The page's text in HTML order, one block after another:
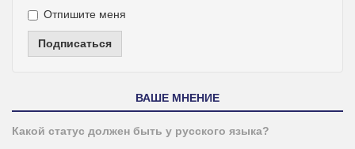
Отпишите меня
Подписаться
ВАШЕ МНЕНИЕ
Какой статус должен быть у русского языка?